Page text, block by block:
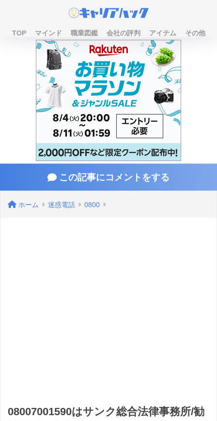
TOP マインド 職業図鑑 会社の評判 アイテム その他
この記事にコメントをする
ホーム 迷惑電話 0800
08007001590はサンク総合法律事務所/勧